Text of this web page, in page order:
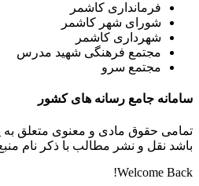
فرمانداری کاشمر
شورای شهر کاشمر
شهرداری کاشمر
مجتمع فرهنگی شهید مدرس
مجتمع سرو
سامانه جامع رسانه های کشور
تمامی حقوق مادی و معنوی متعلق به
باشد نقل و نشر مطالب با ذکر نام
Welcome Back!